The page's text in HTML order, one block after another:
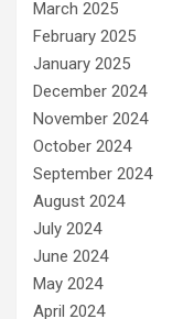
March 2025
February 2025
January 2025
December 2024
November 2024
October 2024
September 2024
August 2024
July 2024
June 2024
May 2024
April 2024